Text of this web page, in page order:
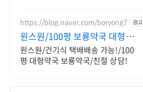
https://blog.naver.com/boryong7 광고
원스원/100평 보룡약국 대형약
국/태릉입구,육사 근처
원스원/건기식 택배배송 가능!/100
평 대형약국 보룡약국/친절 상담!